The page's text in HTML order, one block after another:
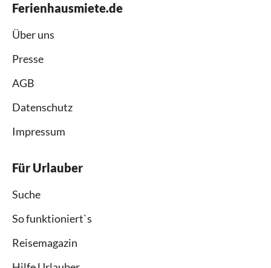
Ferienhausmiete.de
Über uns
Presse
AGB
Datenschutz
Impressum
Für Urlauber
Suche
So funktioniert`s
Reisemagazin